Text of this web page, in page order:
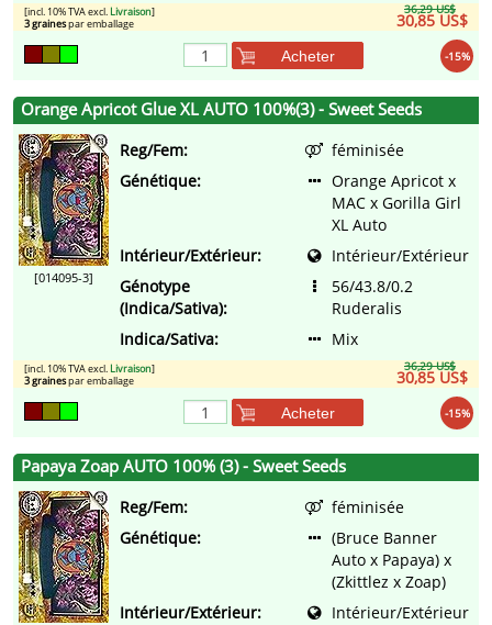
36,29 US$
30,85 US$
[incl. 10% TVA excl. Livraison]
3 grainespar emballage
-15%
Acheter
Orange Apricot Glue XL AUTO 100%(3) - Sweet Seeds
[014095-3]
Reg/Fem:
féminisée
Génétique:
Orange Apricot x
MAC x Gorilla Girl
XL Auto
Intérieur/Extérieur:
Intérieur/Extérieur
Génotype
(Indica/Sativa):
56/43.8/0.2
Ruderalis
Indica/Sativa:
Mix
36,29 US$
30,85 US$
[incl. 10% TVA excl. Livraison]
3 grainespar emballage
-15%
Acheter
Papaya Zoap AUTO 100% (3) - Sweet Seeds
Reg/Fem:
féminisée
Génétique:
(Bruce Banner
Auto x Papaya) x
(Zkittlez x Zoap)
Intérieur/Extérieur:
Intérieur/Extérieur